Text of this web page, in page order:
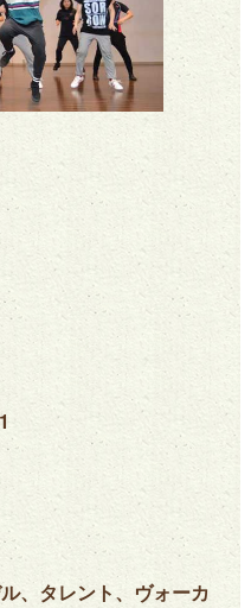
、タレント、ヴォーカ